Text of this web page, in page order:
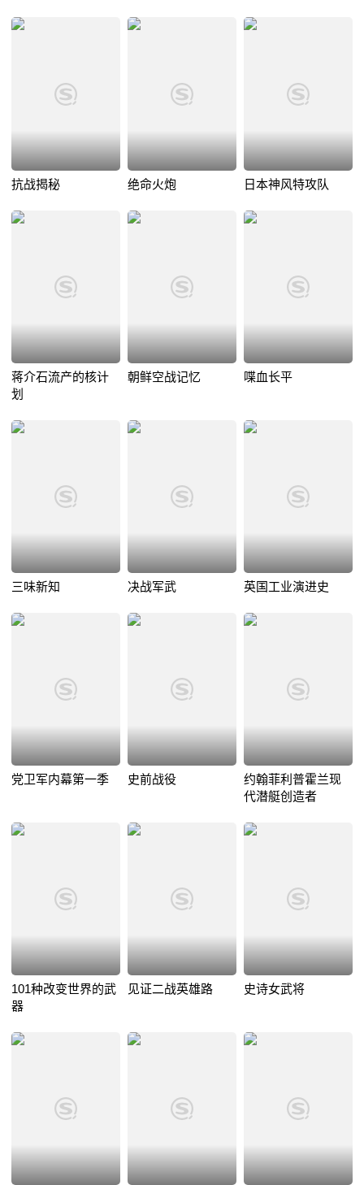
抗战揭秘 绝命火炮 日本神风特攻队
蒋介石流产的核计
划
朝鲜空战记忆 喋血长平
三味新知 决战军武 英国工业演进史
党卫军内幕第一季 史前战役
约翰菲利普霍兰现
代潜艇创造者
101种改变世界的武
器
见证二战英雄路 史诗女武将